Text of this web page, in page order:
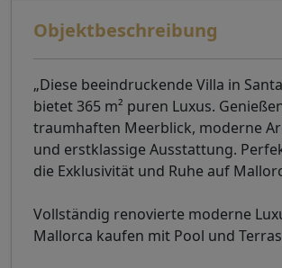
Objektbeschreibung
„Diese beeindruckende Villa in
bietet 365 m² puren Luxus.
traumhaften Meerblick, moderne
und erstklassige Ausstattung.
die Exklusivität und Ruhe auf
Vollständig renovierte moderne
Mallorca kaufen mit Pool und